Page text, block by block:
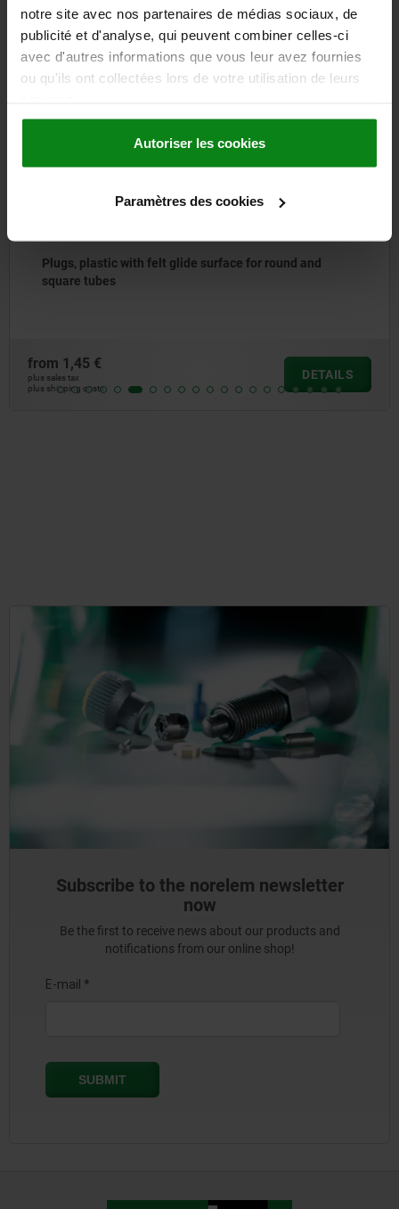
notre site avec nos partenaires de médias sociaux, de
publicité et d'analyse, qui peuvent combiner celles-ci
avec d'autres informations que vous leur avez fournies
ou qu'ils ont collectées lors de votre utilisation de leurs
Autoriser les cookies
Paramètres des cookies
Other customers also bought
Plugs, plastic with felt glide surface for round and
square tubes
from 1,45 €
plus sales tax
plus shipping costs
DETAILS
Subscribe to the norelem newsletter
now
Be the first to receive news about our products and
notifications from our online shop!